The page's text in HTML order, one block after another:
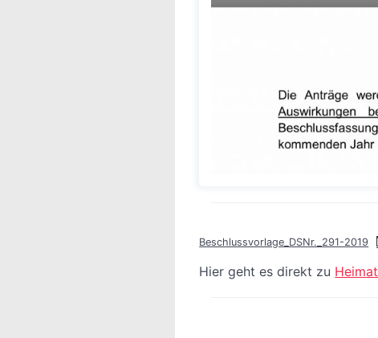
Beschlussvorlage_DSNr._291-2019
Hier geht es direkt zu